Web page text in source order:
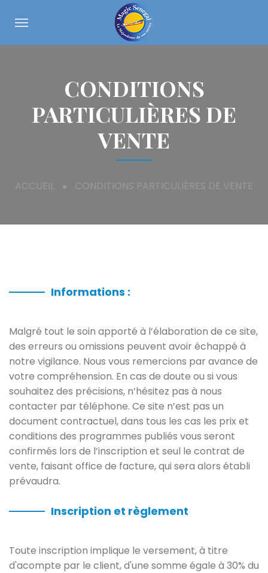
CONDITIONS
PARTICULIÈRES DE
VENTE
ACCUEIL CONDITIONS PARTICULIÈRES DE VENTE
Informations :
Malgré tout le soin apporté à l’élaboration de ce site,
des erreurs ou omissions peuvent avoir échappé à
notre vigilance. Nous vous remercions par avance de
votre compréhension. En cas de doute ou si vous
souhaitez des précisions, n’hésitez pas à nous
contacter par téléphone. Ce site n’est pas un
document contractuel, dans tous les cas les prix et
conditions des programmes publiés vous seront
confirmés lors de l’inscription et seul le contrat de
vente, faisant office de facture, qui sera alors établi
prévaudra.
Inscription et règlement
Toute inscription implique le versement, à titre
d'acompte par le client, d'une somme égale à 30% du